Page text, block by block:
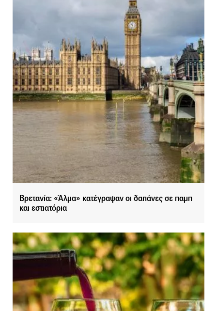
Βρετανία: «Άλμα» κατέγραψαν οι δαπάνες σε παμπ
και εστιατόρια